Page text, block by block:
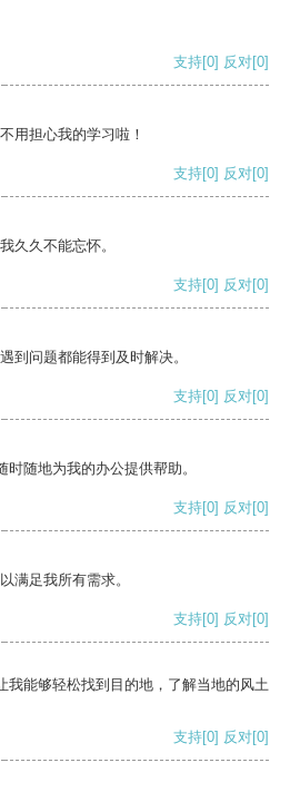
支持[0] 反对[0]
用担心我的学习啦！
支持[0] 反对[0]
久久不能忘怀。
支持[0] 反对[0]
到问题都能得到及时解决。
支持[0] 反对[0]
随地为我的办公提供帮助。
支持[0] 反对[0]
满足我所有需求。
支持[0] 反对[0]
我能够轻松找到目的地，了解当地的风土
支持[0] 反对[0]